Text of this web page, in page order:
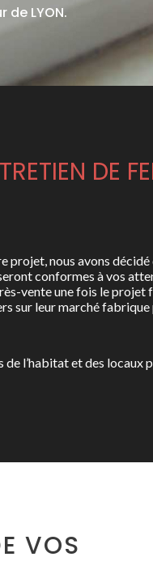
LYON.
DE
projet, nous avons
conformes à vos
vente une fois le projet
sur leur marché
l’habitat et des locaux
VOS